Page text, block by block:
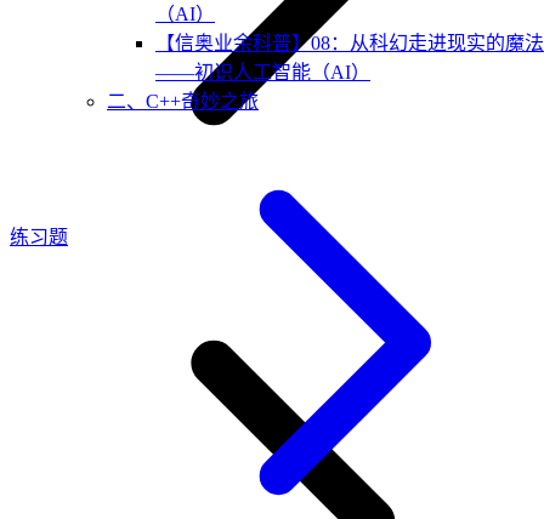
（AI）
【信奥业余科普】08：从科幻走进现实的魔法
——初识人工智能（AI）
二、C++奇妙之旅
练习题